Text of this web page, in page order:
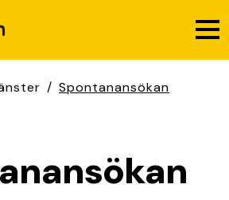
/ Spontanansökan